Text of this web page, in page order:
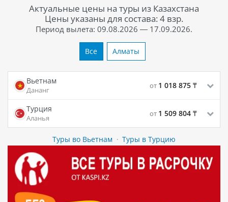
Актуальные цены на туры из Казахстана
Цены указаны для состава: 4 взр.
Период вылета: 09.08.2026 — 17.09.2026.
Все Алматы
Вьетнам
Дананг
от 1 018 875 ₸
Турция
Аланья
от 1 509 804 ₸
Туры во Вьетнам · Туры в Турцию